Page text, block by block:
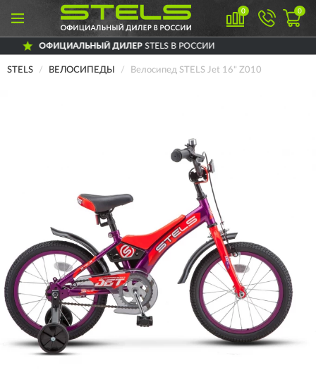
0 0
ДИЛЕРSTELS В РОССИИ
STELS ВЕЛОСИПЕДЫ Велосипед STELS Jet 16" Z010